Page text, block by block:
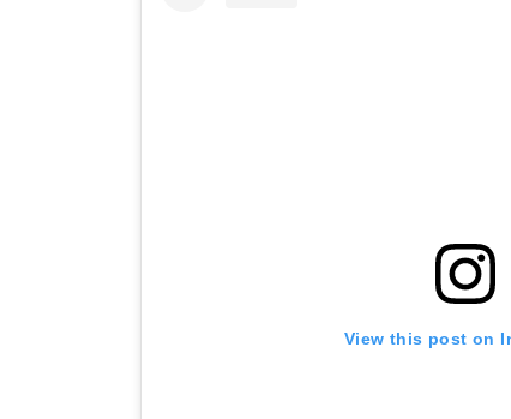
View this post on